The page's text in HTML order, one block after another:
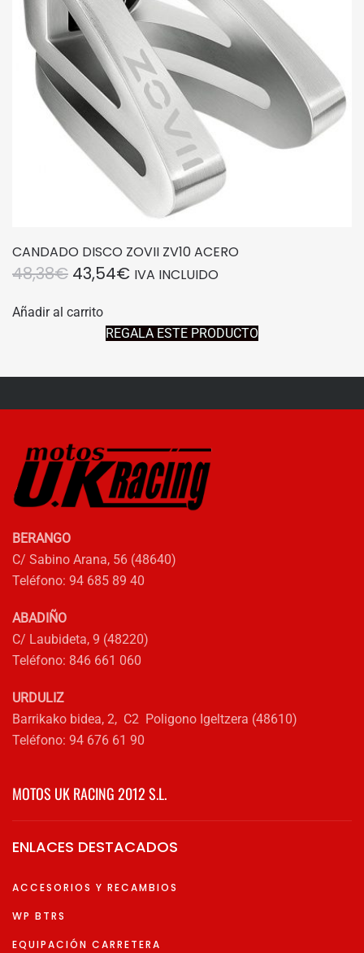
CANDADO DISCO ZOVII ZV10 ACERO
48,38€ EL
ORIGINAL
43,54€EL
ACTUAL
ES:
IVA INCLUIDO
Añadir al carrito
REGALA ESTE PRODUCTO
BERANGO
C/ Sabino Arana, 56 (48640)
Teléfono: 94 685 89 40
ABADIÑO
C/ Laubideta, 9 (48220)
Teléfono: 846 661 060
URDULIZ
Barrikako bidea, 2, C2 Poligono Igeltzera (48610)
Teléfono: 94 676 61 90
MOTOS UK RACING 2012 S.L.
ENLACES DESTACADOS
ACCESORIOS Y RECAMBIOS
WP BTRS
EQUIPACIÓN CARRETERA